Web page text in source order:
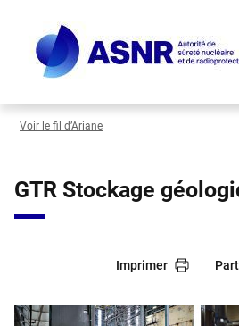
contenu
principal
Voir le fil d’Ariane
GTR Stockage
Imprimer